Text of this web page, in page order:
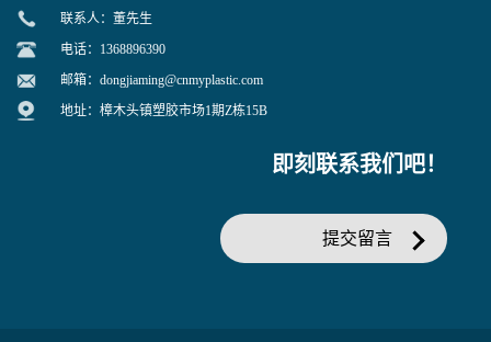
联系人：董先生
电话：1368896390
邮箱： dongjiaming@cnmyplastic.com
地址：樟木头镇塑胶市场1期Z栋15B
即刻联系我们吧！
提交留言